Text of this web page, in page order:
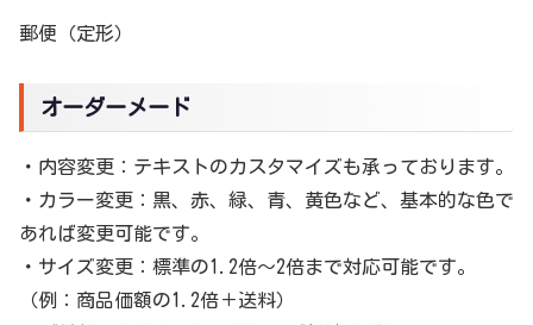
郵便（定形）
オーダーメード
・内容変更：テキストのカスタマイズも承っております。
・カラー変更：黒、赤、緑、青、黄色など、基本的な色で
あれば変更可能です。
・サイズ変更：標準の1.2倍～2倍まで対応可能です。
（例：商品価額の1.2倍＋送料）